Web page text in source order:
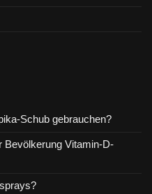
Schub gebrauchen?
Bevölkerung Vitamin-D-